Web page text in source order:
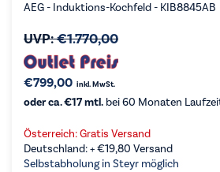
AEG - Induktions-Kochfeld - KIB8845AB
UVP:€1.770,00
€799,00 inkl. MwSt.
oder ca. €17 mtl. bei 60 Monaten
Österreich: Gratis Versand
Deutschland: +€19,80 Versand
Selbstabholung in Steyr möglich